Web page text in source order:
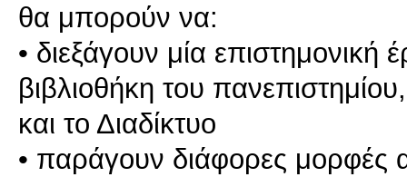
θα μπορούν να:
• διεξάγουν μία επιστημονική
βιβλιοθήκη του
και το Διαδίκτυο
• παράγουν διάφορες μορφές